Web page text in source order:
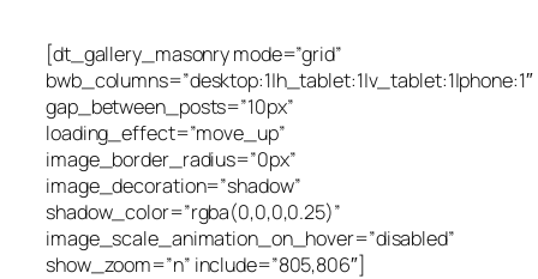
[dt_gallery_masonry mode=”grid”
bwb_columns=”desktop:1|h_tablet:1|v_tablet:1|phone:1″
gap_between_posts=”10px”
loading_effect=”move_up”
image_border_radius=”0px”
image_decoration=”shadow”
shadow_color=”rgba(0,0,0,0.25)”
image_scale_animation_on_hover=”disabled”
show_zoom=”n” include=”805,806″]